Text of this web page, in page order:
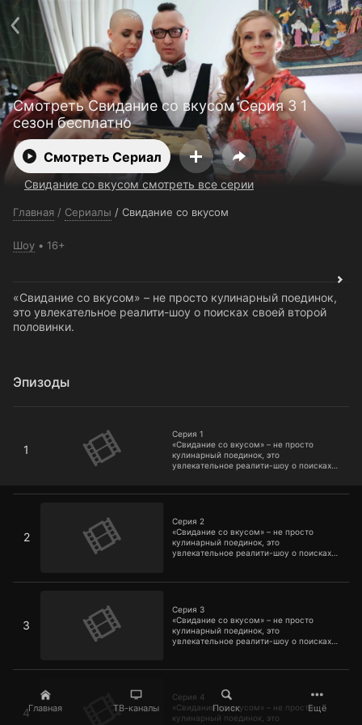
Главная ТВ-каналы Поиск Ещё
Смотреть Свидание со вкусом Серия 3 1
сезон бесплатно
Смотреть Сериал
Свидание со вкусом смотреть все серии
Главная / Сериалы / Свидание со вкусом
Шоу 16+
«Свидание со вкусом» – не просто кулинарный поединок,
это увлекательное реалити-шоу о поисках своей второй
половинки.
Эпизоды
1
Серия 1
«Свидание со вкусом» – не просто
кулинарный поединок, это
увлекательное реалити-шоу о поисках
2
Серия 2
«Свидание со вкусом» – не просто
кулинарный поединок, это
увлекательное реалити-шоу о поисках
3
Серия 3
«Свидание со вкусом» – не просто
кулинарный поединок, это
увлекательное реалити-шоу о поисках
4
Серия 4
«Свидание со вкусом» – не просто
кулинарный поединок, это
Поддержка: support@24h.tv
О сервисе
Пользовательское соглашение
Политика конфиденциальности
Для партнёров
Открыть приложение
Ввести промокод
Установить на ТВ
Бесплатные каналы Контакты